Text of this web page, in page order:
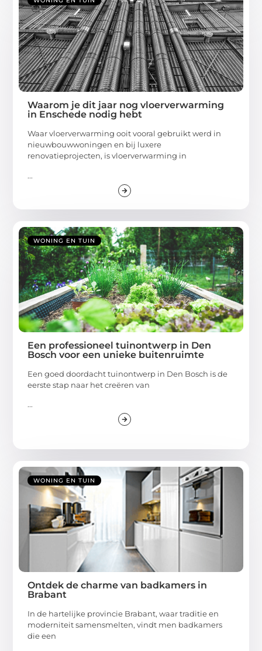
Waarom je dit jaar nog vloerverwarming
in Enschede nodig hebt
Waar vloerverwarming ooit vooral gebruikt werd in
nieuwbouwwoningen en bij luxere
renovatieprojecten, is vloerverwarming in
...
WONING EN TUIN
Een professioneel tuinontwerp in Den
Bosch voor een unieke buitenruimte
Een goed doordacht tuinontwerp in Den Bosch is de
eerste stap naar het creëren van
...
WONING EN TUIN
Ontdek de charme van badkamers in
Brabant
In de hartelijke provincie Brabant, waar traditie en
moderniteit samensmelten, vindt men badkamers
die een